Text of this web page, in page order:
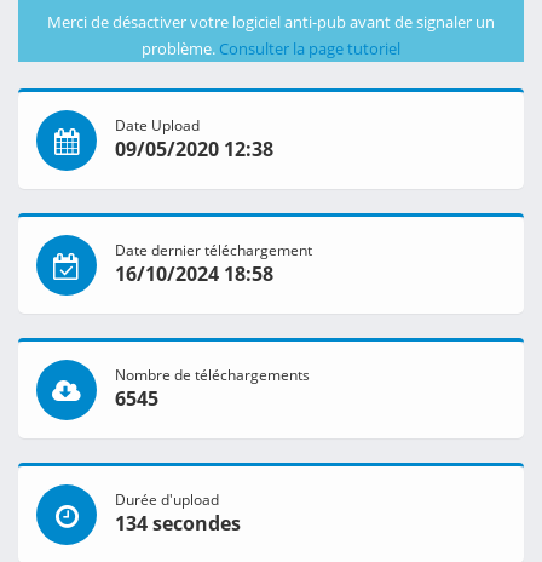
Merci de désactiver votre logiciel anti-pub avant de signaler un
problème. Consulter la page tutoriel
Date Upload
09/05/2020 12:38
Date dernier téléchargement
16/10/2024 18:58
Nombre de téléchargements
6545
Durée d'upload
134 secondes